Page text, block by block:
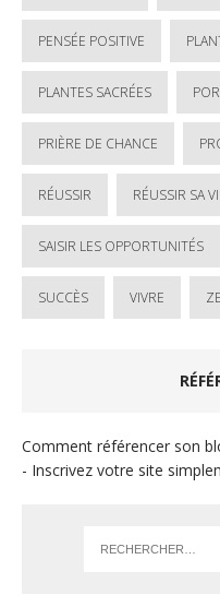
PENSÉE POSITIVE
PLANTES SACRÉES
PRIÈRE DE CHANCE
RÉUSSIR RÉUSSIR SA
SAISIR LES OPPORTUNITÉS
SUCCÈS VIVRE
Comment référencer son
- Inscrivez votre site